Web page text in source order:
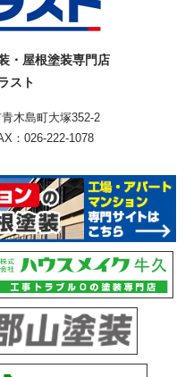
・屋根塗装専門店
スト
木島町大塚352-2
：026-222-1078